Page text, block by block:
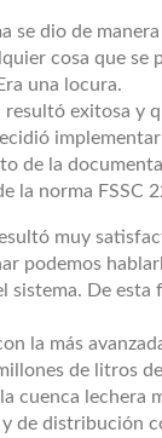
se dio de
cosa que
una locura.
exitosa y
de la
la norma FSSC
muy
podemos
sistema. De
la más
de litros
cuenca lechera
de distribución